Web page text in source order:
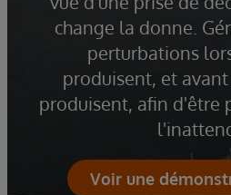
change la donne.
perturbations
produisent, et
produisent, afin d'être
Voir une